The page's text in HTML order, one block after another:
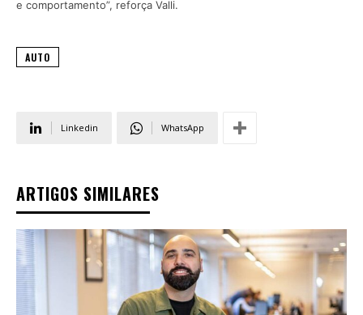
e comportamento”, reforça Valli.
AUTO
Linkedin WhatsApp
ARTIGOS SIMILARES